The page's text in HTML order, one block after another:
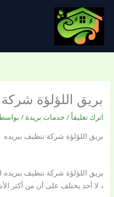
تخطي
المحتوى
بريق اللؤلؤة
اترك تعليقاً / خدمات بريدة /
بريق اللؤلؤة شركة تنظيف ببريده
بريق اللؤلؤة شركة تنظيف ببريده
، لا أحد يختلف على أن من أكثر